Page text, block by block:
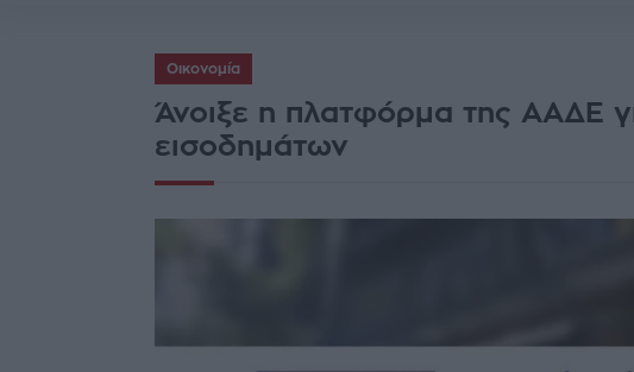
Οικονομία
Άνοιξε η πλατφόρμα της ΑΑΔΕ
εισοδημάτων